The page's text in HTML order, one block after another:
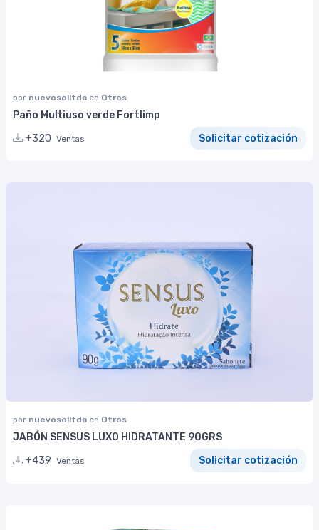
por nuevosolltda en Otros
Paño Multiuso verde Fortlimp
+320 Ventas Solicitar cotización
por nuevosolltda en Otros
JABÓN SENSUS LUXO HIDRATANTE 90GRS
+439 Ventas Solicitar cotización